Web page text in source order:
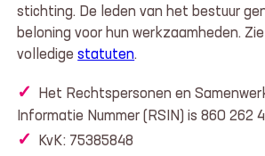
stichting. De leden van het bestuur
beloning voor hun werkzaamheden.
volledigestatuten.
Het Rechtspersonen en
Informatie Nummer (RSIN) is 860 262
KvK: 75385848